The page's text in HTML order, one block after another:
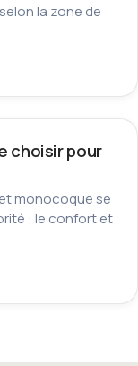
la zone de
choisir pour
monocoque se
: le confort et